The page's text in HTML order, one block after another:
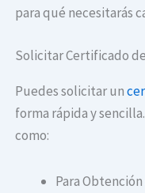
para qué necesitarás
Solicitar Certificado
Puedes solicitar un
forma rápida y
como:
Para